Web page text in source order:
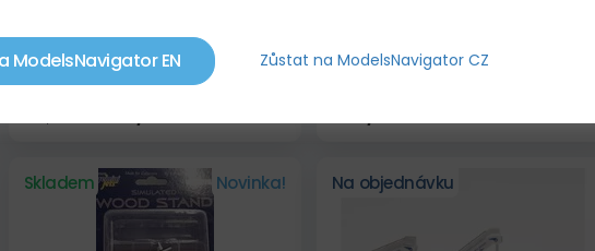
POHYBLIVÉ SCHODY PRO
CESTUJÍCÍ SCHODY PRO CESTUJÍCICH (2)
S VLEČNÝM VOZIDLEM (1)
Skladem Novinka! Na objednávku
ModelsNavigator EN Zůstat na ModelsNavigator CZ